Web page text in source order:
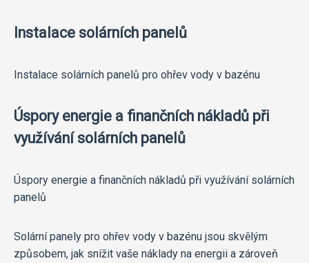
Instalace solárních panelů
Instalace solárních panelů pro ohřev vody v bazénu
Úspory energie a finančních nákladů při
využívání solárních panelů
Úspory energie a finančních nákladů při využívání solárních
panelů
Solární panely pro ohřev vody v bazénu jsou skvělým
způsobem, jak snížit vaše náklady na energii a zároveň